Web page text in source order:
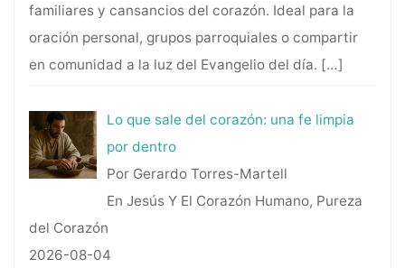
familiares y cansancios del corazón. Ideal para la
oración personal, grupos parroquiales o compartir
en comunidad a la luz del Evangelio del día. […]
Lo que sale del corazón: una fe limpia
por dentro
Por Gerardo Torres-Martell
En Jesús Y El Corazón Humano, Pureza
del Corazón
2026-08-04